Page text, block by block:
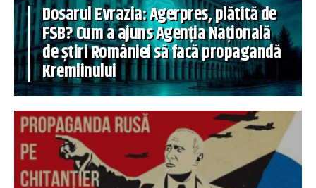
Dosarul Evrazia: Agerpres, plătită de
FSB? Cum a ajuns Agenția Națională
de știri României să facă propagandă
Kremlinului